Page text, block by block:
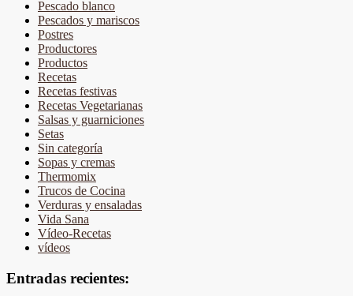
Pescado blanco
Pescados y mariscos
Postres
Productores
Productos
Recetas
Recetas festivas
Recetas Vegetarianas
Salsas y guarniciones
Setas
Sin categoría
Sopas y cremas
Thermomix
Trucos de Cocina
Verduras y ensaladas
Vida Sana
Vídeo-Recetas
vídeos
Entradas recientes: